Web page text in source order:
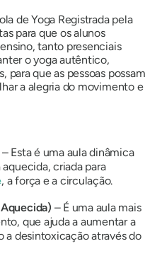
de Yoga Registrada pela
para que os alunos
tanto presenciais
o yoga autêntico,
para que as pessoas possam
a alegria do movimento e
Esta é uma aula dinâmica
criada para
, a força e a circulação.
– É uma aula mais
que ajuda a aumentar a
a desintoxicação através do